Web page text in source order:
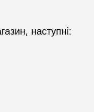
наступні: